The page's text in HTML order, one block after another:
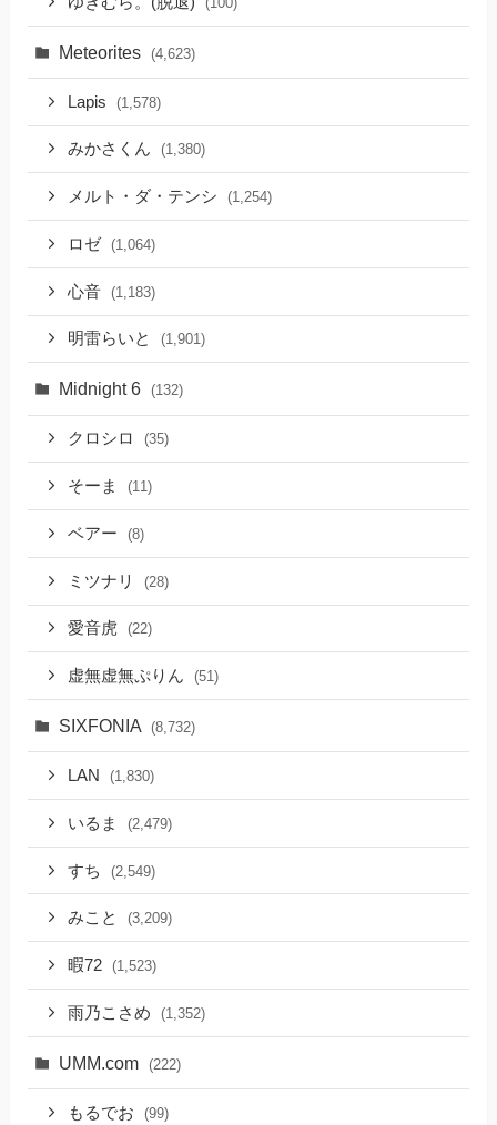
Meteorites (4,623)
Lapis (1,578)
みかさくん (1,380)
メルト・ダ・テンシ (1,254)
ロゼ (1,064)
心音 (1,183)
明雷らいと (1,901)
Midnight 6 (132)
クロシロ (35)
そーま (11)
ベアー (8)
ミツナリ (28)
愛音虎 (22)
虚無虚無ぷりん (51)
SIXFONIA (8,732)
LAN (1,830)
いるま (2,479)
すち (2,549)
みこと (3,209)
暇72 (1,523)
雨乃こさめ (1,352)
UMM.com (222)
もるでお (99)